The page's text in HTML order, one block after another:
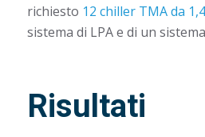
richiesto 12 chiller TMA da
sistema di LPA e di un
Risultati